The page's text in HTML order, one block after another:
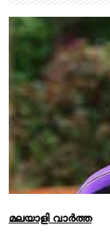
മലയാളി വാര്‍ത്ത